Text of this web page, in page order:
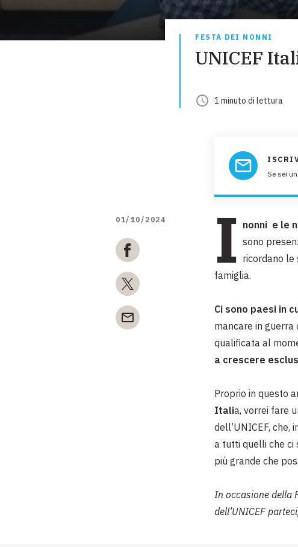
FESTA DEI NONNI
UNICEF
1 minuto di lettura
Se sei
01/10/2024 I nonni e le
sono
ricordano le
famiglia.
Ci sono paesi in
mancare in
qualificata al
a crescere
Proprio in questo
Italia, vorrei fare
dell’UNICEF, che,
a tutti quelli che ci
più grande che
In occasione della
dell’UNICEF